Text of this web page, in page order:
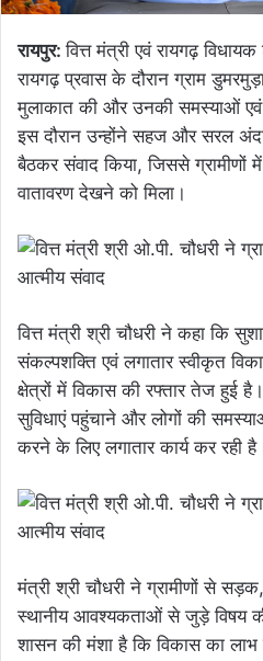
रायपुर:वित्त मंत्री एवं रायगढ़
रायगढ़ प्रवास के दौरान ग्राम
मुलाकात की और उनकी समस्याओं एवं
इस दौरान उन्होंने सहज और सरल
बैठकर संवाद किया, जिससे ग्रामीणों
वातावरण देखने को मिला।
वित्त मंत्री श्री चौधरी ने कहा कि
संकल्पशक्ति एवं लगातार स्वीकृत
क्षेत्रों में विकास की रफ्तार तेज हुई
सुविधाएं पहुंचाने और लोगों की
करने के लिए लगातार कार्य कर रही
मंत्री श्री चौधरी ने ग्रामीणों से
स्थानीय आवश्यकताओं से जुड़े विषय
शासन की मंशा है कि विकास का